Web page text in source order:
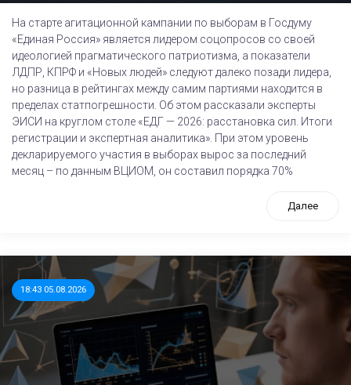
На старте агитационной кампании по выборам в Госдуму
«Единая Россия» является лидером соцопросов со своей
идеологией прагматического патриотизма, а показатели
ЛДПР, КПРФ и «Новых людей» следуют далеко позади лидера,
но разница в рейтингах между самим партиями находится в
пределах статпогрешности. Об этом рассказали эксперты
ЭИСИ на круглом столе «ЕДГ — 2026: расстановка сил. Итоги
регистрации и экспертная аналитика». При этом уровень
декларируемого участия в выборах вырос за последний
месяц – по данным ВЦИОМ, он составил порядка 70%
Далее
18:43 05.08.2026